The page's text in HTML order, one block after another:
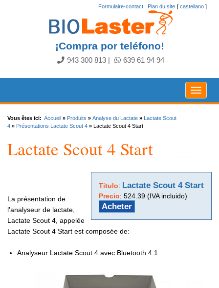
[ castellano ]
Formulaire-contact Plan du site
¡Compra por teléfono!
943 300 813 639 61 94 94
Toggle
Vous êtes ici: Accueil » Produits » Analyse du Lactate »
Lactate Scout
4 » Présentations Lactate Scout 4 » Lactate Scout 4 Start
Lactate Scout 4 Start
Titulo: Lactate Scout 4 Start
Precio: 524.39 (IVA incluido)
Acheter
La présentation de
l'analyseur de lactate,
Lactate Scout 4, appelée
Lactate Scout 4 Start est composée de:
Analyseur Lactate Scout 4 avec Bluetooth 4.1